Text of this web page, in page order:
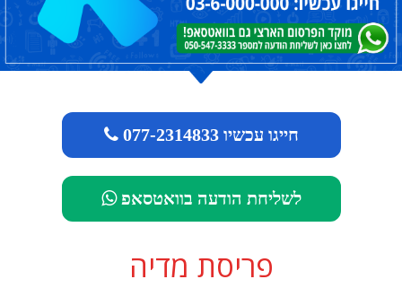
חייגו עכשיו 077-2314833
לשליחת הודעה בוואטסאפ
פריסת מדיה